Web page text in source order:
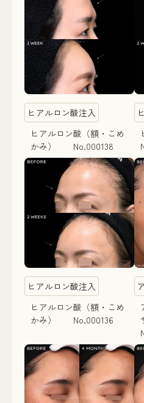
ヒアルロン酸注入
ヒアルロン酸（額・こめ
かみ） No.000138
ヒアルロン酸注入
ヒアルロン酸（額・こめ
かみ） No.000136